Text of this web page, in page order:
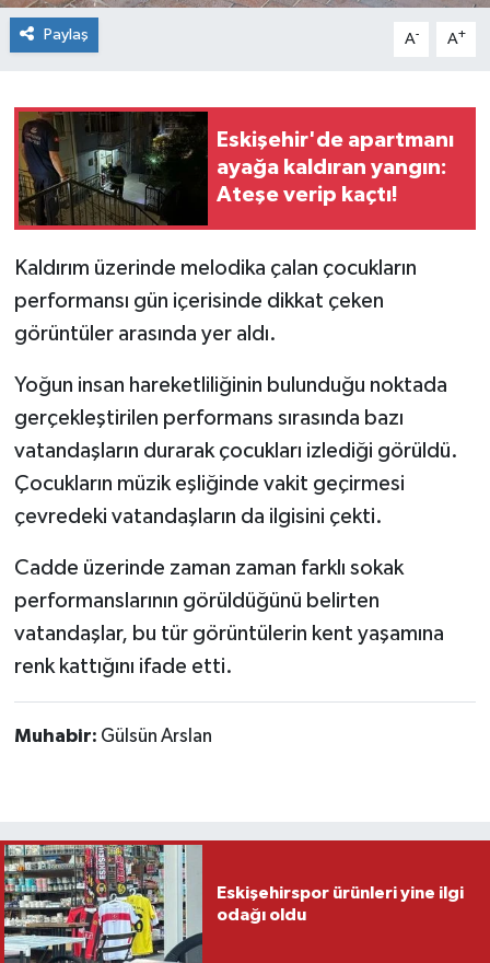
Paylaş A- A+
Eskişehir'de apartmanı
ayağa kaldıran yangın:
Ateşe verip kaçtı!
Kaldırım üzerinde melodika çalan çocukların
performansı gün içerisinde dikkat çeken
görüntüler arasında yer aldı.
Yoğun insan hareketliliğinin bulunduğu noktada
gerçekleştirilen performans sırasında bazı
vatandaşların durarak çocukları izlediği görüldü.
Çocukların müzik eşliğinde vakit geçirmesi
çevredeki vatandaşların da ilgisini çekti.
Cadde üzerinde zaman zaman farklı sokak
performanslarının görüldüğünü belirten
vatandaşlar, bu tür görüntülerin kent yaşamına
renk kattığını ifade etti.
Muhabir: Gülsün Arslan
Eskişehirspor ürünleri yine ilgi
odağı oldu